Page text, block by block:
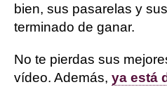
bien, sus pasarelas y
terminado de ganar.
No te pierdas sus
vídeo. Además, ya está